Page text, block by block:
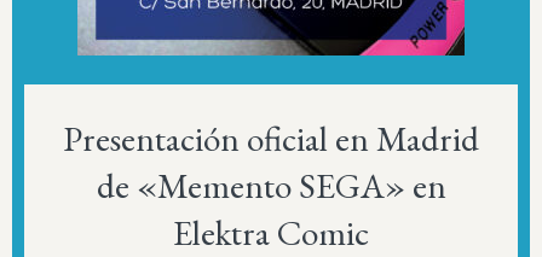
Presentación oficial en Madrid
de «Memento SEGA» en
Elektra Comic